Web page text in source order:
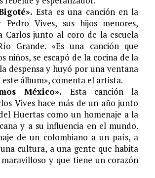
Esta es una canción en la
Pedro Vives, sus hijos menores,
Carlos junto al coro de la escuela
Grande. «Es una canción que
niños, se escapó de la cocina de la
despensa y huyó por una ventana
este álbum», comenta el artista.
México».
Esta canción la
Vives hace más de un año junto
Huertas como un homenaje a la
y a su influencia en el mundo.
de un colombiano a un país, a
cultura, a una gente que habita
y que tiene un corazón